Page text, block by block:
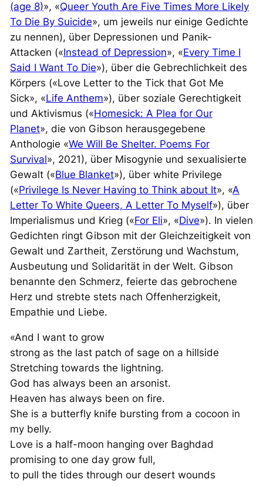
(age 8)», «Queer Youth Are Five Times More Likely
To Die By Suicide», um jeweils nur einige Gedichte
zu nennen), über Depressionen und Panik-
Attacken («Instead of Depression», «Every Time I
Said I Want To Die»), über die Gebrechlichkeit des
Körpers («Love Letter to the Tick that Got Me
Sick», «Life Anthem»), über soziale Gerechtigkeit
und Aktivismus («Homesick: A Plea for Our
Planet», die von Gibson herausgegebene
Anthologie «We Will Be Shelter. Poems For
Survival», 2021), über Misogynie und sexualisierte
Gewalt («Blue Blanket»), über white Privilege
(«Privilege Is Never Having to Think about It», «A
Letter To White Queers, A Letter To Myself»), über
Imperialismus und Krieg («For Eli», «Dive»). In vielen
Gedichten ringt Gibson mit der Gleichzeitigkeit von
Gewalt und Zartheit, Zerstörung und Wachstum,
Ausbeutung und Solidarität in der Welt. Gibson
benannte den Schmerz, feierte das gebrochene
Herz und strebte stets nach Offenherzigkeit,
Empathie und Liebe.
«And I want to grow
strong as the last patch of sage on a hillside
Stretching towards the lightning.
God has always been an arsonist.
Heaven has always been on fire.
She is a butterfly knife bursting from a cocoon in
my belly.
Love is a half-moon hanging over Baghdad
promising to one day grow full,
to pull the tides through our desert wounds